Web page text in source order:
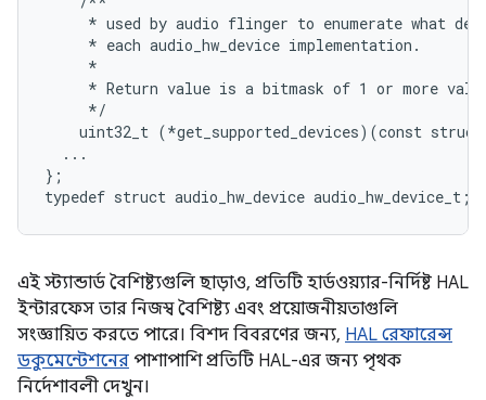
* used by audio flinger to enumerate what
     * each audio_hw_device implementation.
     *
* Return value is a bitmask of 1 or more
     */
uint32_t (*get_supported_devices)(const
  ...
};
এই স্ট্যান্ডার্ড বৈশিষ্ট্যগুলি ছাড়াও, প্রতিটি হার্ডওয়্যার-নির্দিষ্ট HAL
ইন্টারফেস তার নিজস্ব বৈশিষ্ট্য এবং প্রয়োজনীয়তাগুলি
সংজ্ঞায়িত করতে পারে। বিশদ বিবরণের জন্য, HAL রেফারেন্স
ডকুমেন্টেশনের পাশাপাশি প্রতিটি HAL-এর জন্য পৃথক
নির্দেশাবলী দেখুন।